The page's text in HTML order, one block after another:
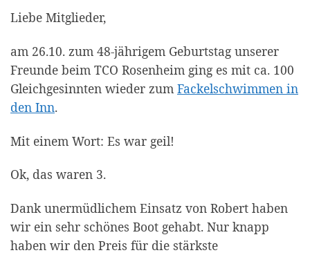
Liebe Mitglieder,
am 26.10. zum 48-jährigem Geburtstag unserer
Freunde beim TCO Rosenheim ging es mit ca. 100
Gleichgesinnten wieder zum Fackelschwimmen in
den Inn.
Mit einem Wort: Es war geil!
Ok, das waren 3.
Dank unermüdlichem Einsatz von Robert haben
wir ein sehr schönes Boot gehabt. Nur knapp
haben wir den Preis für die stärkste